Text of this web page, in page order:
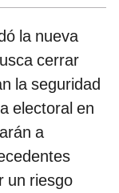
la nueva
cerrar
la seguridad
electoral en
a
un riesgo